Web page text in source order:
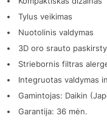
Tylus veikimas
Nuotolinis valdymas
3D oro srauto
Striebornis filtras
Integruotas valdymas
Gamintojas: Daikin
Garantija: 36 mėn.